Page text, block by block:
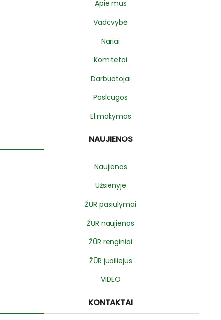
Apie mus
Vadovybė
Nariai
Komitetai
Darbuotojai
Paslaugos
El.mokymas
NAUJIENOS
Naujienos
Užsienyje
ŽŪR pasiūlymai
ŽŪR naujienos
ŽŪR renginiai
ŽŪR jubiliejus
VIDEO
KONTAKTAI